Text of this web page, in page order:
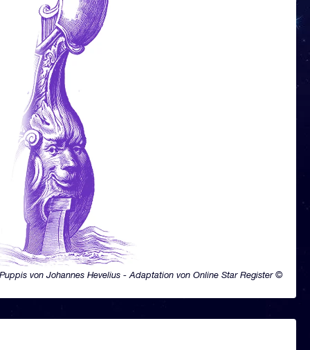
Puppis von Johannes Hevelius - Adaptation von Online Star Register ©